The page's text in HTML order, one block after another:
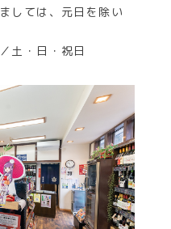
は、元日を除い
日・祝日